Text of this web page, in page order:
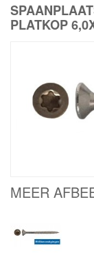
PLATKOP
MEER